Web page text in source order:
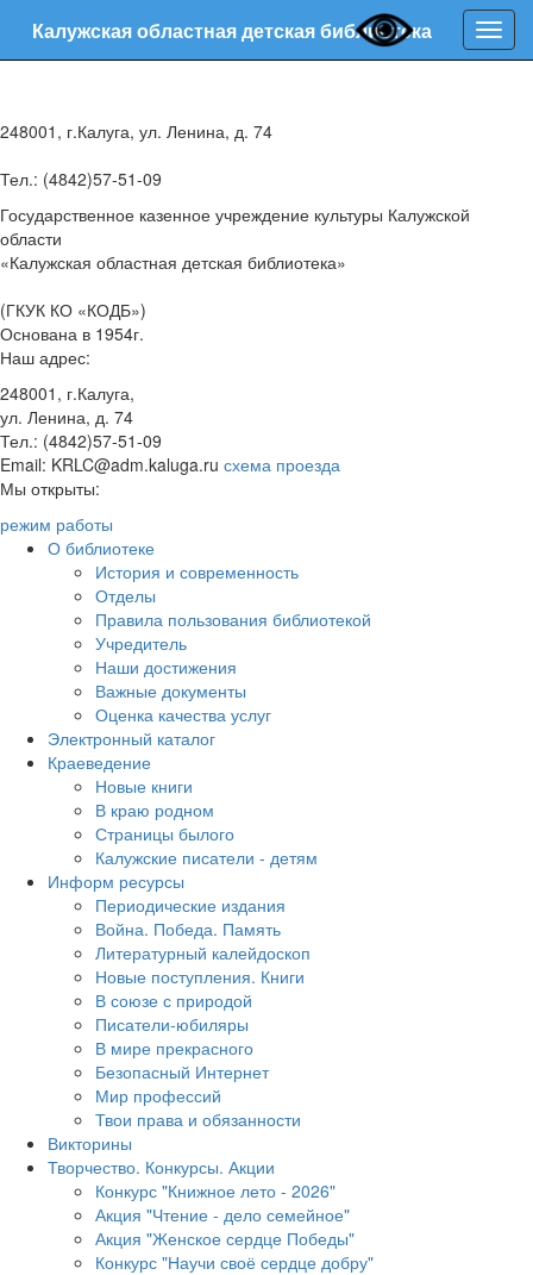
Калужская областная детская библиотека
248001, г.Калуга, ул. Ленина, д. 74
Тел.: (4842)57-51-09
Государственное казенное учреждение культуры Калужской
области
«Калужская областная детская библиотека»
(ГКУК КО «КОДБ»)
Основана в 1954г.
Наш адрес:
248001, г.Калуга,
ул. Ленина, д. 74
Тел.: (4842)57-51-09
Email: KRLC@adm.kaluga.ru схема проезда
Мы открыты:
режим работы
О библиотеке
История и современность
Отделы
Правила пользования библиотекой
Учредитель
Наши достижения
Важные документы
Оценка качества услуг
Электронный каталог
Краеведение
Новые книги
В краю родном
Страницы былого
Калужские писатели - детям
Информ ресурсы
Периодические издания
Война. Победа. Память
Литературный калейдоскоп
Новые поступления. Книги
В союзе с природой
Писатели-юбиляры
В мире прекрасного
Безопасный Интернет
Мир профессий
Твои права и обязанности
Викторины
Творчество. Конкурсы. Акции
Конкурс "Книжное лето - 2026"
Акция "Чтение - дело семейное"
Акция "Женское сердце Победы"
Конкурс "Научи своё сердце добру"